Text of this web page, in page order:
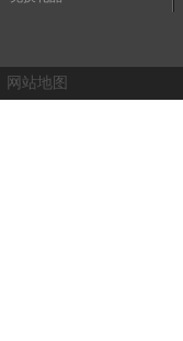
网站地图